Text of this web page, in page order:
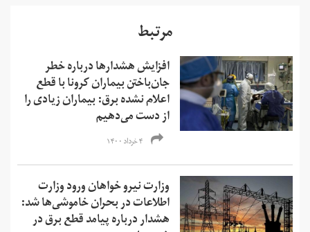
مرتبط
افزایش هشدارها درباره خطر
جان‌باختن بیماران کرونا با قطع
اعلام نشده برق: بیماران زیادی را
از دست می‌دهیم
۴ خرداد ۱۴۰۰
وزارت نیرو خواهان ورود وزارت
اطلاعات در بحران خاموشی‌ها شد:
هشدار درباره پیامد قطع برق در